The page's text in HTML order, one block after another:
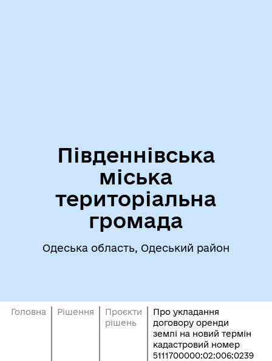
Південнівська
міська
територіальна
громада
Одеська область, Одеський район
Головна Рішення
Проєкти
рішень
Про укладання
договору оренди
землі на новий термін
кадастровий номер
5111700000:02:006:0239